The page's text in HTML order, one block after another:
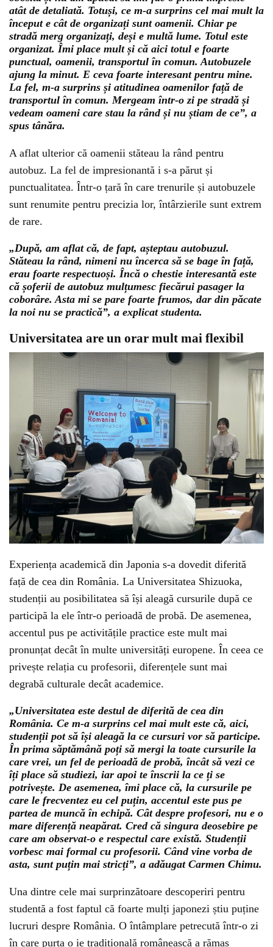
atât de detaliată. Totuși, ce m-a surprins cel mai mult la
început e cât de organizați sunt oamenii. Chiar pe
stradă merg organizați, deși e multă lume. Totul este
organizat. Îmi place mult și că aici totul e foarte
punctual, oamenii, transportul în comun. Autobuzele
ajung la minut. E ceva foarte interesant pentru mine.
La fel, m-a surprins și atitudinea oamenilor față de
transportul în comun. Mergeam într-o zi pe stradă și
vedeam oameni care stau la rând și nu știam de ce”, a
spus tânăra.
A aflat ulterior că oamenii stăteau la rând pentru
autobuz. La fel de impresionantă i s-a părut și
punctualitatea. Într-o țară în care trenurile și autobuzele
sunt renumite pentru precizia lor, întârzierile sunt extrem
de rare.
„După, am aflat că, de fapt, așteptau autobuzul.
Stăteau la rând, nimeni nu încerca să se bage în față,
erau foarte respectuoși. Încă o chestie interesantă este
că șoferii de autobuz mulțumesc fiecărui pasager la
coborâre. Asta mi se pare foarte frumos, dar din păcate
la noi nu se practică”, a explicat studenta.
Universitatea are un orar mult mai flexibil
Experiența academică din Japonia s-a dovedit diferită
față de cea din România. La Universitatea Shizuoka,
studenții au posibilitatea să își aleagă cursurile după ce
participă la ele într-o perioadă de probă. De asemenea,
accentul pus pe activitățile practice este mult mai
pronunțat decât în multe universități europene. În ceea ce
privește relația cu profesorii, diferențele sunt mai
degrabă culturale decât academice.
„Universitatea este destul de diferită de cea din
România. Ce m-a surprins cel mai mult este că, aici,
studenții pot să își aleagă la ce cursuri vor să participe.
În prima săptămână poți să mergi la toate cursurile la
care vrei, un fel de perioadă de probă, încât să vezi ce
îți place să studiezi, iar apoi te înscrii la ce ți se
potrivește. De asemenea, îmi place că, la cursurile pe
care le frecventez eu cel puțin, accentul este pus pe
partea de muncă în echipă. Cât despre profesori, nu e o
mare diferență neapărat. Cred că singura deosebire pe
care am observat-o e respectul care există. Studenții
vorbesc mai formal cu profesorii. Când vine vorba de
asta, sunt puțin mai stricți”, a adăugat Carmen Chimu.
Una dintre cele mai surprinzătoare descoperiri pentru
studentă a fost faptul că foarte mulți japonezi știu puține
lucruri despre România. O întâmplare petrecută într-o zi
în care purta o ie tradițională românească a rămas